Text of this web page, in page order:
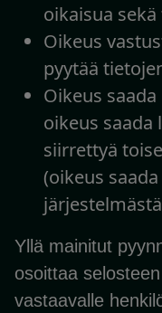
oikaisua
Oikeus
pyytää
Oikeus
oikeus
siirrettyä
(oikeus
Yllä mainitut
osoittaa
vastaavalle